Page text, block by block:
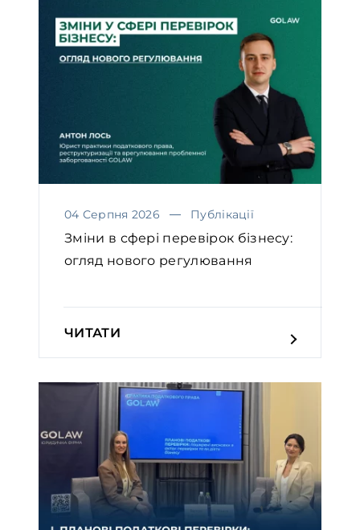
04 Серпня 2026 Публікації
Зміни в сфері перевірок бізнесу:
огляд нового регулювання
ЧИТАТИ